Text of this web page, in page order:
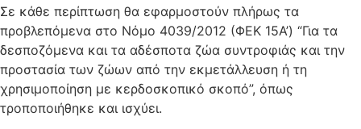
Σε κάθε περίπτωση θα εφαρμοστούν πλήρως τα
προβλεπόμενα στο Νόμο 4039/2012 (ΦΕΚ 15Α’) “Για τα
δεσποζόμενα και τα αδέσποτα ζώα συντροφιάς και την
προστασία των ζώων από την εκμετάλλευση ή τη
χρησιμοποίηση με κερδοσκοπικό σκοπό”, όπως
τροποποιήθηκε και ισχύει.